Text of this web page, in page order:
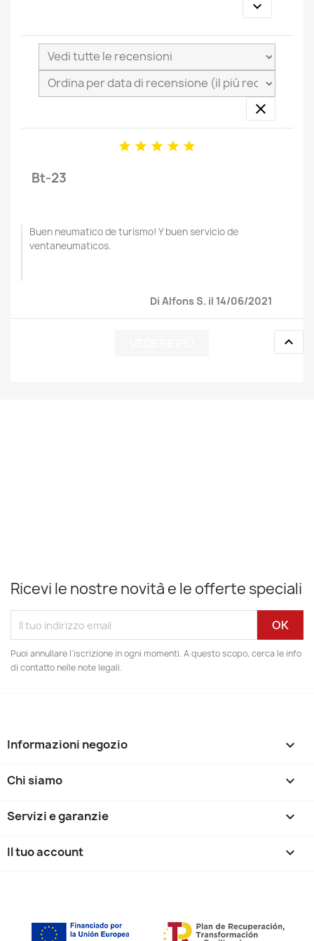


    
Bt-23
Buen neumatico de turismo! Y buen servicio de
ventaneumaticos.
Di Alfons S. il 14/06/2021

Ricevi le nostre novità e le offerte speciali
Puoi annullare l'iscrizione in ogni momenti. A questo scopo, cerca le info
di contatto nelle note legali.
Informazioni negozio keyboard_arrow_down
Chi siamo 
Servizi e garanzie 
Il tuo account 